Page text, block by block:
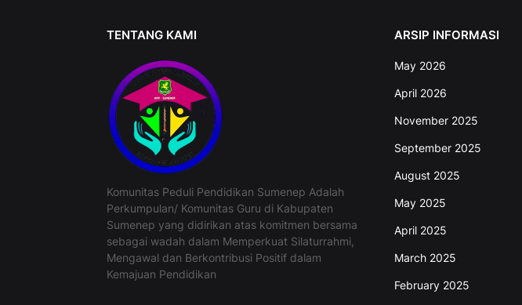
TENTANG KAMI
Komunitas Peduli Pendidikan Sumenep Adalah
Perkumpulan/ Komunitas Guru di Kabupaten
Sumenep yang didirikan atas komitmen bersama
sebagai wadah dalam Memperkuat Silaturrahmi,
Mengawal dan Berkontribusi Positif dalam
Kemajuan Pendidikan
ARSIP INFORMASI
May 2026
April 2026
November 2025
September 2025
August 2025
May 2025
April 2025
March 2025
February 2025